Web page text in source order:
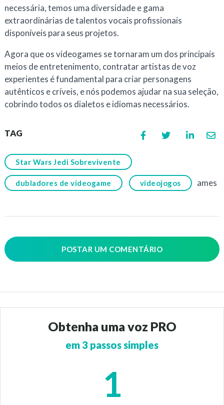
necessária, temos uma diversidade e gama
extraordinárias de talentos vocais profissionais
disponíveis para seus projetos.
Agora que os videogames se tornaram um dos principais
meios de entretenimento, contratar artistas de voz
experientes é fundamental para criar personagens
autênticos e críveis, e nós podemos ajudar na sua seleção,
cobrindo todos os dialetos e idiomas necessários.
TAG
Star Wars Jedi Sobrevivente
dubladores de videogame videojogos ames
POSTAR UM COMENTÁRIO
Obtenha uma voz PRO
em 3 passos simples
1